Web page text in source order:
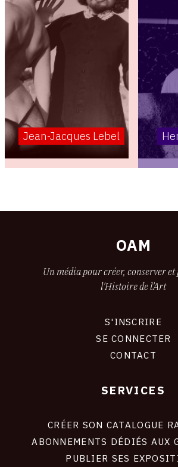
Jean-Jacques Lebel
OAM
Un média pour créer, conserver
l'Histoire de l'Art
S'INSCRIRE
SE CONNECTER
CONTACT
SERVICES
CRÉER SON CATALOGUE
ABONNEMENTS DÉDIÉS AUX
PUBLIER SES